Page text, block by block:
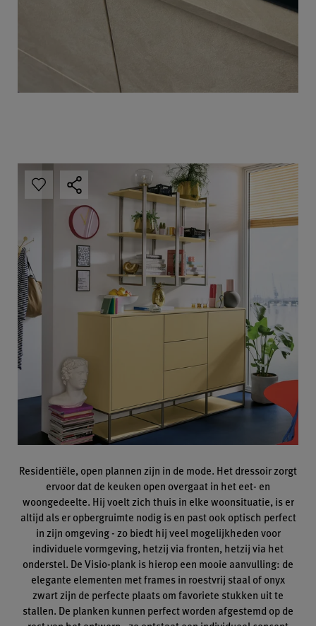
Residentiële, open plannen zijn in de mode. Het dressoir zorgt
ervoor dat de keuken open overgaat in het eet- en
woongedeelte. Hij voelt zich thuis in elke woonsituatie, is er
altijd als er opbergruimte nodig is en past ook optisch perfect
in zijn omgeving - zo biedt hij veel mogelijkheden voor
individuele vormgeving, hetzij via fronten, hetzij via het
onderstel. De Visio-plank is hierop een mooie aanvulling: de
elegante elementen met frames in roestvrij staal of onyx
zwart zijn de perfecte plaats om favoriete stukken uit te
stallen. De planken kunnen perfect worden afgestemd op de